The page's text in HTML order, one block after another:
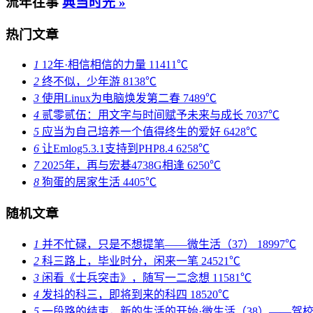
热门文章
1 12年·相信相信的力量 11411℃
2 终不似，少年游 8138℃
3 使用Linux为电脑焕发第二春 7489℃
4 贰零贰伍：用文字与时间赋予未来与成长 7037℃
5 应当为自己培养一个值得终生的爱好 6428℃
6 让Emlog5.3.1支持到PHP8.4 6258℃
72025年，再与宏碁4738G相逢 6250℃
8 狗蛋的居家生活 4405℃
随机文章
1 并不忙碌，只是不想提笔——微生活（37） 18997℃
2 科三路上，毕业时分，闲来一笔 24521℃
3 闲看《士兵突击》，随写一二念想 11581℃
4 发抖的科三，即将到来的科四 18520℃